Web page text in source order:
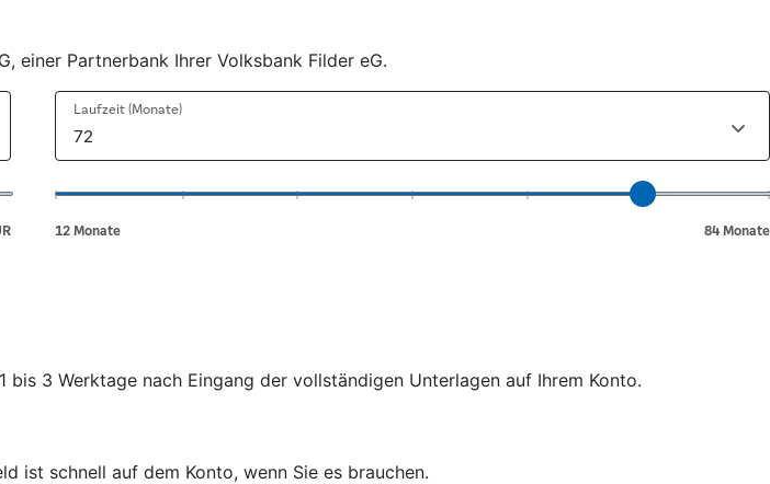
einer Partnerbank Ihrer Volksbank Filder eG.
3 Werktage nach Eingang der vollständigen Unterlagen auf Ihrem Konto.
ist schnell auf dem Konto, wenn Sie es brauchen.